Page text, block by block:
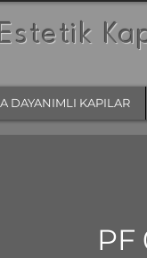
DAYANIMLI KAPILAR
PF